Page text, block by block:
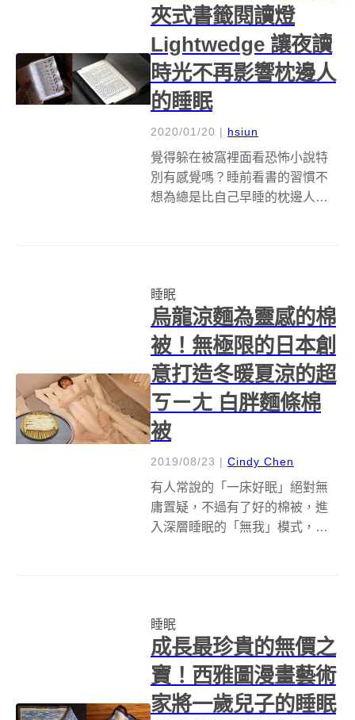
夾式書籤閱讀燈
Lightwedge 讓夜讀
時光不再影響枕邊人
的睡眠
2020/01/20 | hsiun
覺得躲在被窩裡面看恐怖小說特
別有感覺嗎？睡前看書的習慣不
想為總是比自己早睡的枕邊人更
時，只要放在所...
睡眠
烏龍涼麵為靈感的棉
被！無極限的日本創
意打造冬暖夏涼的超
ㄎㄧㄤ 白胖麵條棉
被
2019/08/23 | Cindy Chen
有人常說的「一床好眠」絕對無
庸置疑，不過有了好的棉被，進
入深層睡眠的「無我」模式，絕
竟成為靈感來源，將原本一條條
白胖的麵條變身「...
睡眠
成長最珍貴的無價之
寶！西雅圖漫畫藝術
家將一歲兒子的睡眠